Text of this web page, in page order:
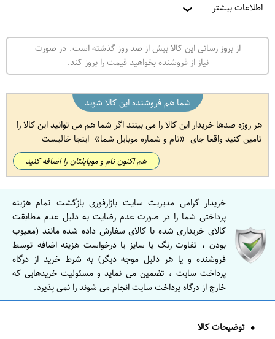
اطلاعات بیشتر ❯
از بروز رسانی این کالا بیش از صد روز گذشته است. در صورت
نیاز از فروشنده بخواهید قیمت را بروز کند.
شما هم فروشنده این کالا شوید
هر روزه صدها خریدار این کالا را می بینند اگر شما هم می توانید این کالا را
تامین کنید واقعا جای
نام و شماره موبایل شما اینجا خالیست
هم اکنون نام و موبایلتان را اضافه کنید
خریدار گرامی مدیریت سایت بازارفوری بازگشت تمام هزینه
پرداختی شما را در صورت عدم رضایت به دلیل عدم مطابقت
کالای خریداری شده با کالای سفارش داده شده مانند (معیوب
بودن ، تفاوت رنگ یا سایز یا درخواست هزینه اضافه توسط
فروشنده و یا هر دلیل موجه دیگر) به شرط خرید از درگاه
پرداخت سایت ، تضمین می نماید و مسئولیت خریدهایی که
خارج از درگاه پرداخت سایت انجام می شوند را نمی پذیرد.
توضیحات کالا